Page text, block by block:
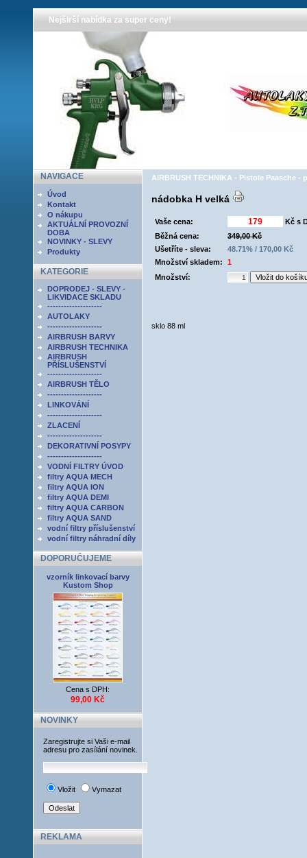
Nejširší nabídka za super ceny!
NAVIGACE
Úvod
Kontakt
O nákupu
AKTUÁLNÍ PROVOZNÍ
DOBA
NOVINKY - SLEVY
Produkty
KATEGORIE
DOPRODEJ - SLEVY -
LIKVIDACE SKLADU
--------------------
AUTOLAKY
--------------------
AIRBRUSH BARVY
AIRBRUSH TECHNIKA
AIRBRUSH
PŘÍSLUŠENSTVÍ
--------------------
AIRBRUSH TĚLO
--------------------
LINKOVÁNÍ
--------------------
ZLACENÍ
--------------------
DEKORATIVNÍ POSYPY
--------------------
VODNÍ FILTRY ÚVOD
filtry AQUA MECH
filtry AQUA ION
filtry AQUA DEMI
filtry AQUA CARBON
filtry AQUA SAND
vodní filtry příslušenství
vodní filtry náhradní díly
DOPORUČUJEME
vzorník linkovací barvy
Kustom Shop
Cena s DPH:
99,00 Kč
NOVINKY
Zaregistrujte si Vaši e-mail
adresu pro zasílání novinek.
Vložit Vymazat
REKLAMA
AIRBRUSH TECHNIKA - Pistole Paasche -
nádobka H velká
Vaše cena:
Kč s
Běžná cena:
349,00 Kč
Ušetříte - sleva:
48.71% / 170,00 Kč
Množství skladem:
1
Množství:
sklo 88 ml